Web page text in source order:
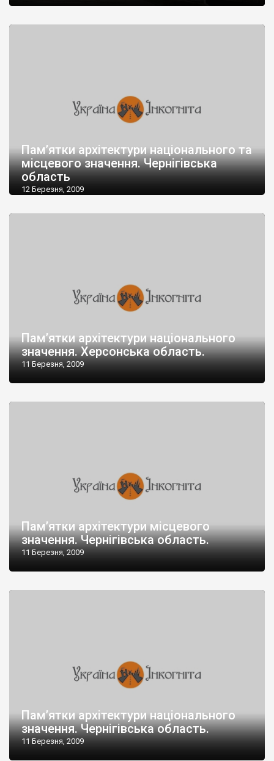
Пам’ятки архітектури національного та
місцевого значення. Чернігівська
область
12 Березня, 2009
Пам’ятки архітектури національного
значення. Херсонська область.
11 Березня, 2009
Пам’ятки архітектури місцевого
значення. Чернігівська область.
11 Березня, 2009
Пам’ятки архітектури національного
значення. Чернігівська область.
11 Березня, 2009